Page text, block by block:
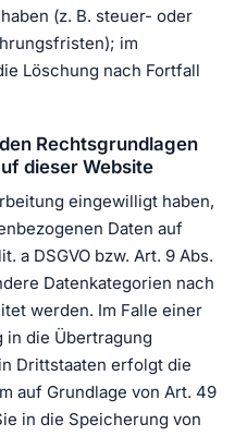
(z. B. steuer- oder
im
Löschung nach Fortfall
Rechtsgrundlagen
dieser Website
eingewilligt haben,
Daten auf
a DSGVO bzw. Art. 9 Abs.
Datenkategorien nach
werden. Im Falle einer
die Übertragung
Drittstaaten erfolgt die
auf Grundlage von Art. 49
in die Speicherung von